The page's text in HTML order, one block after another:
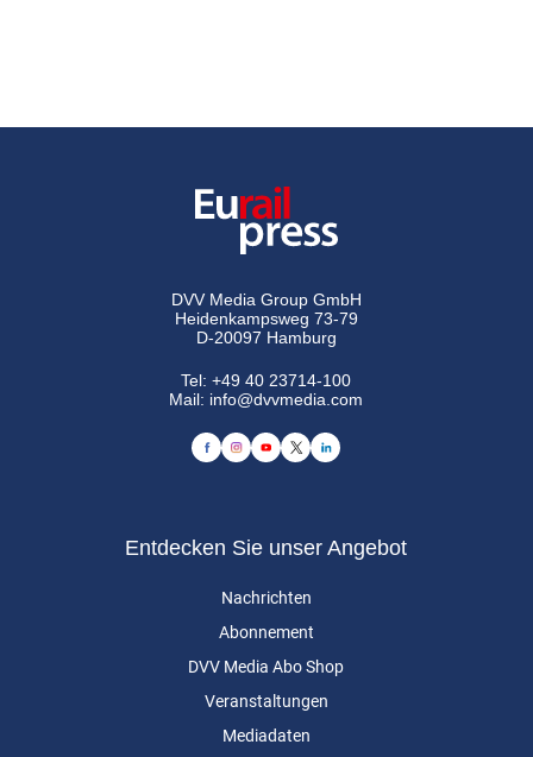
DVV Media Group GmbH
Heidenkampsweg 73-79
D-20097 Hamburg
Tel:+49 40 23714-100
Mail: info@dvvmedia.com
Entdecken Sie unser Angebot
Nachrichten
Abonnement
DVV Media Abo Shop
Veranstaltungen
Mediadaten